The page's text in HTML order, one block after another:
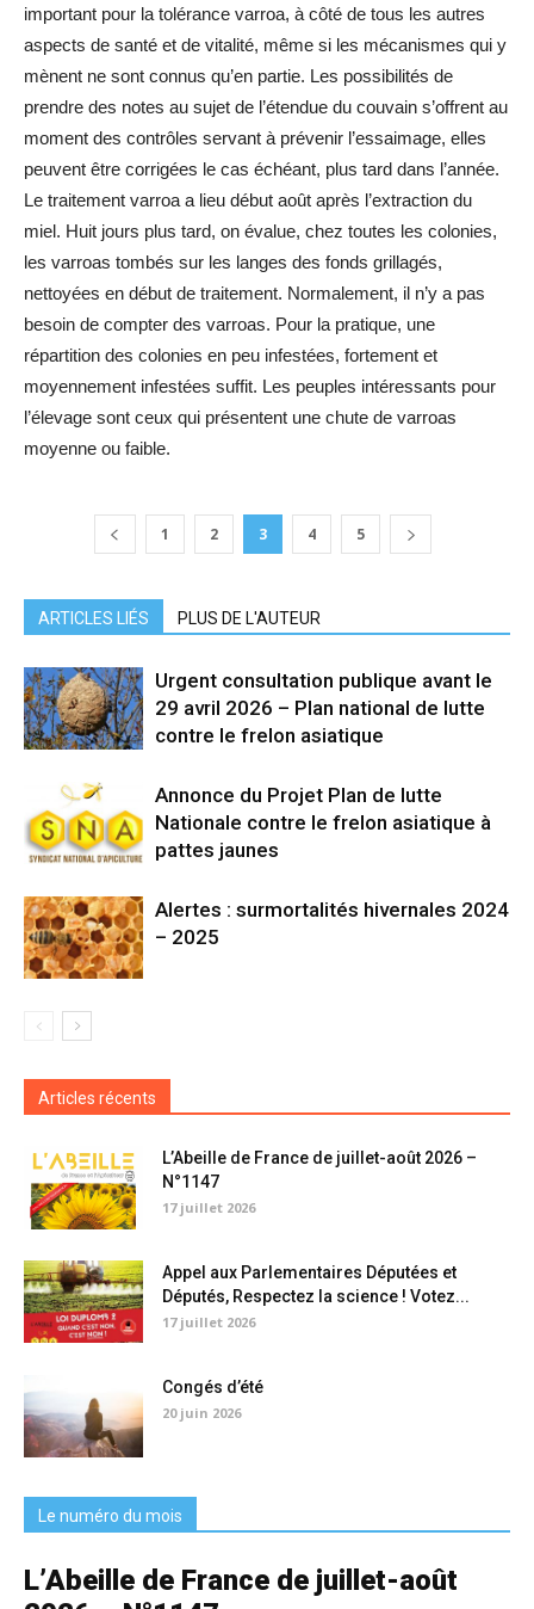
important pour la tolérance varroa, à côté de tous les autres
aspects de santé et de vitalité, même si les mécanismes qui y
mènent ne sont connus qu’en partie. Les possibilités de
prendre des notes au sujet de l’étendue du couvain s’offrent au
moment des contrôles servant à prévenir l’essaimage, elles
peuvent être corrigées le cas échéant, plus tard dans l’année.
Le traitement varroa a lieu début août après l’extraction du
miel. Huit jours plus tard, on évalue, chez toutes les colonies,
les varroas tombés sur les langes des fonds grillagés,
nettoyées en début de traitement. Normalement, il n’y a pas
besoin de compter des varroas. Pour la pratique, une
répartition des colonies en peu infestées, fortement et
moyennement infestées suffit. Les peuples intéressants pour
l’élevage sont ceux qui présentent une chute de varroas
moyenne ou faible.
1 2 3 4 5
ARTICLES LIÉS PLUS DE L'AUTEUR
Urgent consultation publique avant le
29 avril 2026 – Plan national de lutte
contre le frelon asiatique
Annonce du Projet Plan de lutte
Nationale contre le frelon asiatique à
pattes jaunes
Alertes : surmortalités hivernales 2024
– 2025
Articles récents
L’Abeille de France de juillet-août 2026 –
N°1147
17 juillet 2026
Appel aux Parlementaires Députées et
Députés, Respectez la science ! Votez...
17 juillet 2026
Congés d’été
20 juin 2026
Le numéro du mois
L’Abeille de France de juillet-août